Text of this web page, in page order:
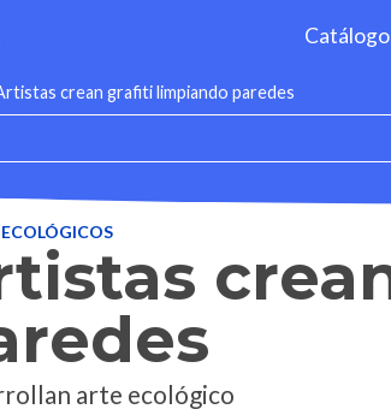
Catálogo
crean grafiti limpiando paredes
arte ecológico